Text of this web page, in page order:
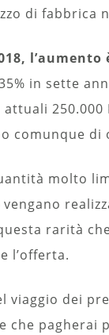
di fabbrica
in sette
comunque di
molto
rarità
l’offerta.
viaggio dei
che pagherai